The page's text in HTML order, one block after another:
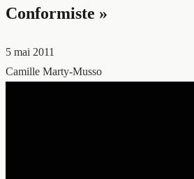
Conformiste »
5 mai 2011
Camille Marty-Musso